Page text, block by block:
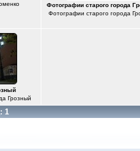
Фотографии старого города
Фотографии старого города
Грозный
1